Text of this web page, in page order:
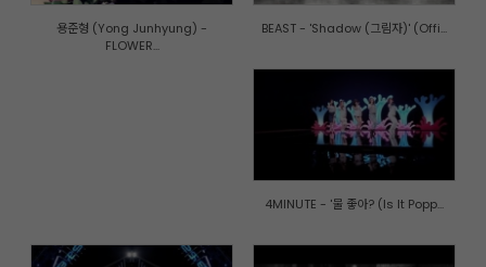
용준형 (Yong Junhyung) -
FLOWER...
BEAST - 'Shadow (그림자)' (Offi...
4MINUTE - '물 좋아? (Is It Popp...